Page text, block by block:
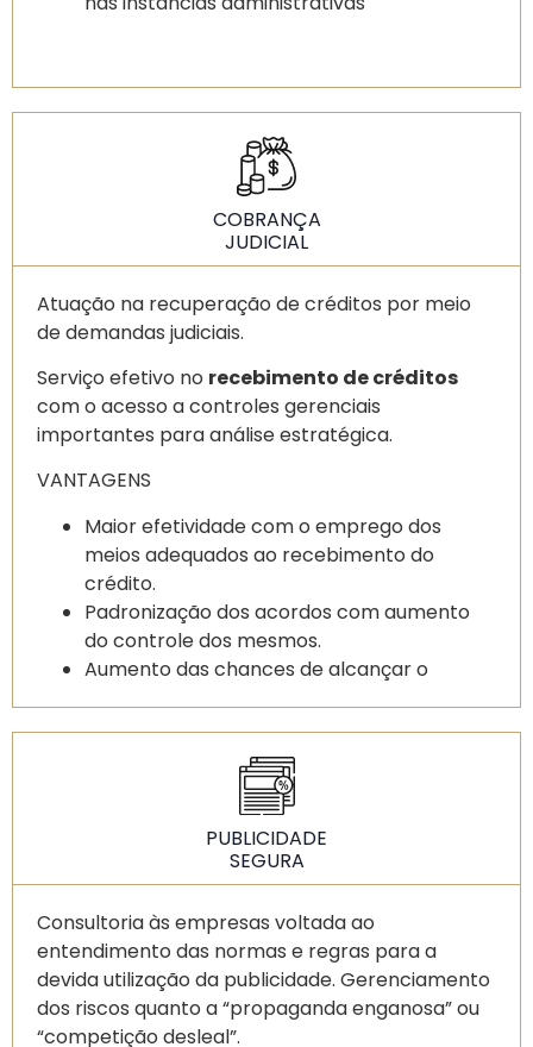
COBRANÇA
JUDICIAL
Atuação na recuperação de créditos por meio
de demandas judiciais.
Serviço efetivo no recebimento de créditos
com o acesso a controles gerenciais
importantes para análise estratégica.
VANTAGENS
Maior efetividade com o emprego dos
meios adequados ao recebimento do
crédito.
Padronização dos acordos com aumento
do controle dos mesmos.
Aumento das chances de alcançar o
Equipe experiente e qualificada
PUBLICIDADE
SEGURA
Consultoria às empresas voltada ao
entendimento das normas e regras para a
devida utilização da publicidade. Gerenciamento
dos riscos quanto a “propaganda enganosa” ou
“competição desleal”.